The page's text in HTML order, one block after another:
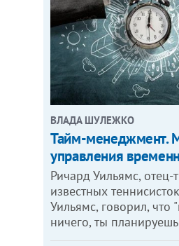
ВЛАДА ШУЛЕЖКО
Тайм-менеджмент.
управления
Ричард Уильямс,
известных
Уильямс, говорил, что
ничего, ты планируешь